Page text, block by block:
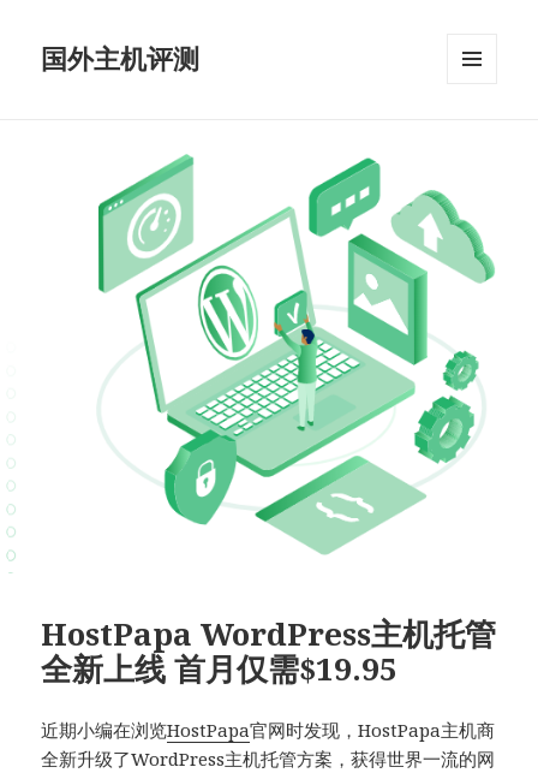
国外主机评测
HostPapa WordPress主机托管
全新上线 首月仅需$19.95
近期小编在浏览HostPapa官网时发现，HostPapa主机商
全新升级了WordPress主机托管方案，获得世界一流的网